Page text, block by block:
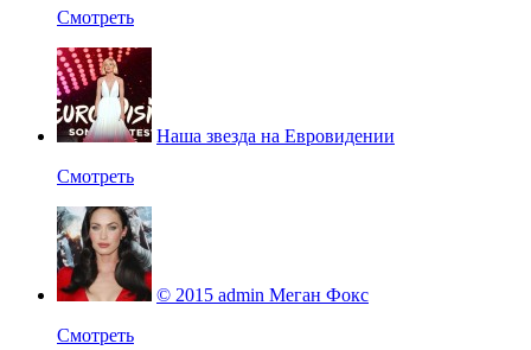
Смотреть
Наша звезда на Евровидении
Смотреть
© 2015 admin Меган Фокс
Смотреть